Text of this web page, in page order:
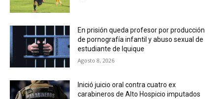
En prisión queda profesor por producción
de pornografía infantil y abuso sexual de
estudiante de Iquique
Agosto 8, 2026
Inició juicio oral contra cuatro ex
carabineros de Alto Hospicio imputados